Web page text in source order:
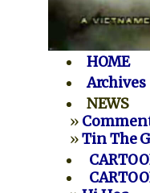
HOME
Archives
NEWS
»
»Tin The